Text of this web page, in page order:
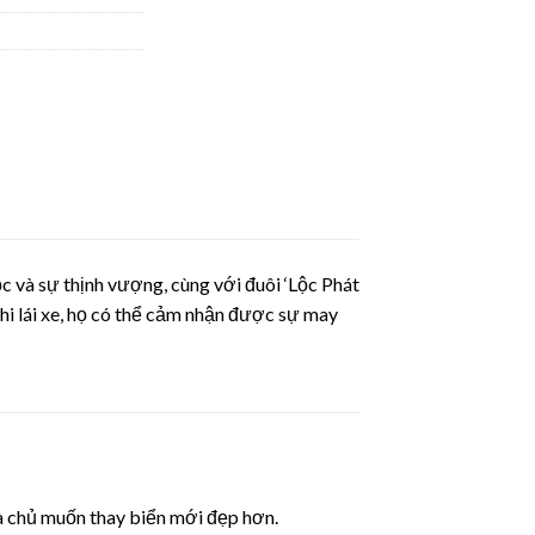
và sự thịnh vượng, cùng với đuôi ‘Lộc Phát
lái xe, họ có thể cảm nhận được sự may
chủ muốn thay biển mới đẹp hơn.